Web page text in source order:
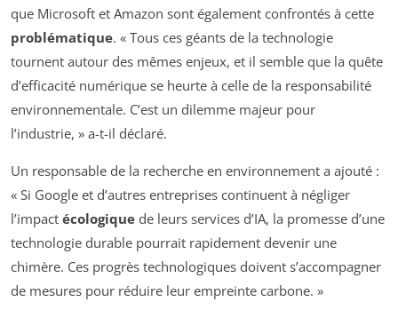
que Microsoft et Amazon sont également confrontés à cette
problématique. « Tous ces géants de la technologie
tournent autour des mêmes enjeux, et il semble que la quête
d’efficacité numérique se heurte à celle de la responsabilité
environnementale. C’est un dilemme majeur pour
l’industrie, » a-t-il déclaré.
Un responsable de la recherche en environnement a ajouté :
« Si Google et d’autres entreprises continuent à négliger
l’impact écologique de leurs services d’IA, la promesse d’une
technologie durable pourrait rapidement devenir une
chimère. Ces progrès technologiques doivent s’accompagner
de mesures pour réduire leur empreinte carbone. »